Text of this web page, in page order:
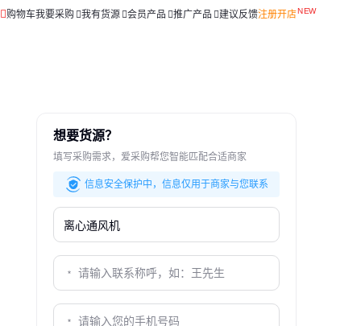
购物车我要采购 我有货源 会员产品 推广产品 建议反馈注册开店
想要货源？
填写采购需求，爱采购帮您智能匹配合适商家
信息安全保护中，信息仅用于商家与您联系